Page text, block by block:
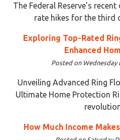
The Federal Reserve’s
rate hikes for the third
Exploring Top-Rated
Enhanced
Posted on Wednesday
Unveiling Advanced Ring
Ultimate Home Protection
How Much Income